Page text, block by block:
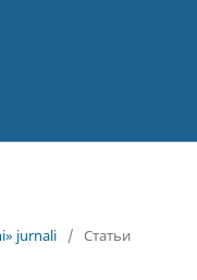
jurnali / Статьи